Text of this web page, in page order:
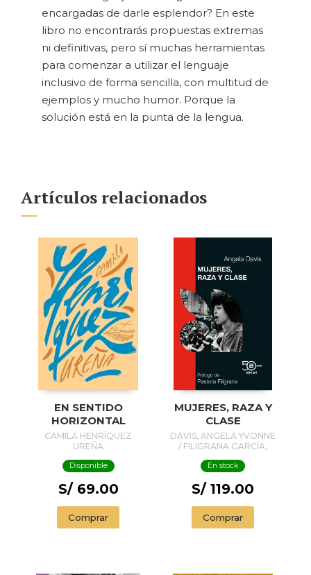
encargadas de darle esplendor? En este
libro no encontrarás propuestas extremas
ni definitivas, pero sí muchas herramientas
para comenzar a utilizar el lenguaje
inclusivo de forma sencilla, con multitud de
ejemplos y mucho humor. Porque la
solución está en la punta de la lengua.
Artículos relacionados
EN SENTIDO
HORIZONTAL
CAMILA HENRÍQUEZ
UREÑA
Disponible
S/ 69.00
Comprar
MUJERES, RAZA Y
CLASE
DAVIS, ANGELA YVONNE
/ FILIGRANA GARCÍA,
En stock
S/ 119.00
Comprar